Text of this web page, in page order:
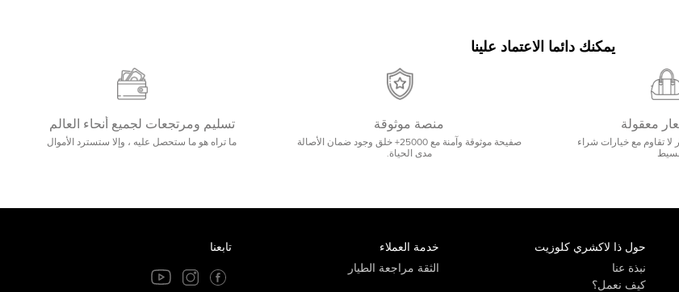
يمكنك دائما الاعتماد علينا
معقولة
تقاوم مع خيارات شراء
منصة موثوقة
صفيحة موثوقة وآمنة مع 25000+ خلق وجود ضمان الأصالة
مدى الحياة.
تسليم ومرتجعات لجميع أنحاء العالم
ما تراه هو ما ستحصل عليه ، وإلا ستسترد الأموال
حول ذا لاكشري كلوزيت
نبذة عنا
كيف نعمل؟
خدمة العملاء
الثقة مراجعة الطيار
تابعنا